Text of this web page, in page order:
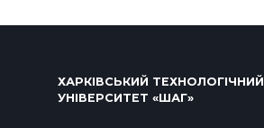
ХАРКІВСЬКИЙ ТЕХНОЛОГІЧНИЙ
УНІВЕРСИТЕТ «ШАГ»